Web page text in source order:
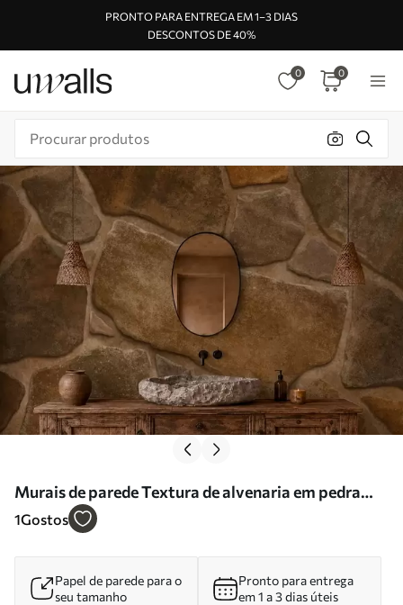
PRONTO PARA ENTREGA EM 1–3 DIAS
DESCONTOS DE 40%
0 0
Murais de parede Textura de alvenaria em pedra
natural com formas irregulares Nr. w05690
1Gostos
Papel de parede para o
seu tamanho
Pronto para entrega
em 1 a 3 dias úteis